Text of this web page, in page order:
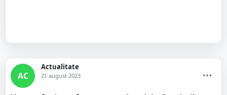
AC
Actualitate
21 august 2023